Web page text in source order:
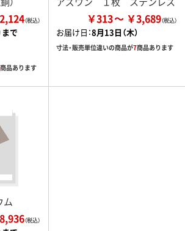
まで
商品あります
￥313 ￥3,689
お届け日：8月13日（木）
寸法・販売単位違いの商品が7商品あります
ム